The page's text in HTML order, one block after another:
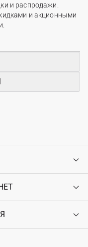
и распродажи.
и акционными